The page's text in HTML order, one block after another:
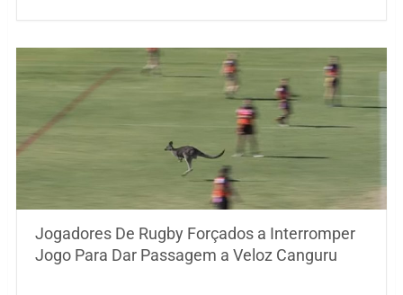
Jogadores De Rugby Forçados a Interromper
Jogo Para Dar Passagem a Veloz Canguru